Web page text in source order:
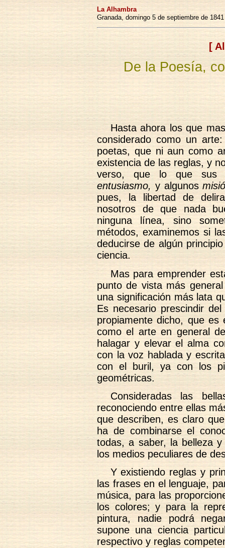
La Alhambra
Granada, domingo 5 de septiembre de 1841
[
De la Poesía,
Hasta ahora los que
considerado como un
poetas, que ni aun como
existencia de las reglas, y
verso, que lo que sus
entusiasmo, y algunos
pues, la libertad de
nosotros de que nada
ninguna línea, sino
métodos, examinemos si
deducirse de algún
ciencia.
Mas para emprender
punto de vista más
una significación más lata
Es necesario prescindir
propiamente dicho, que es
como el arte en general
halagar y elevar el alma
con la voz hablada y
con el buril, ya con los
geométricas.
Consideradas las
reconociendo entre ellas
que describen, es claro
ha de combinarse el
todas, a saber, la belleza
los medios peculiares de
Y existiendo reglas y
las frases en el lenguaje,
música, para las
los colores; y para la
pintura, nadie podrá
supone una ciencia
respectivo y reglas